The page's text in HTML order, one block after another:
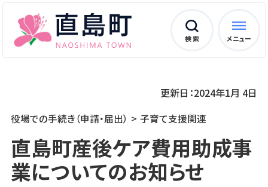
検 索 メニュー
役場での手続き（申請・届出） 子育て支援関連
更新日：2024年1月 4日
直島町産後ケア費用助成事
業についてのお知らせ